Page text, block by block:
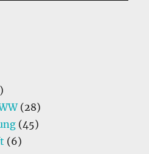
(28)
(45)
(6)